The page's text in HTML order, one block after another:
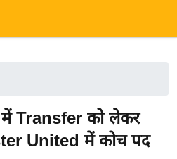
Transfer को लेकर
United में कोच पद